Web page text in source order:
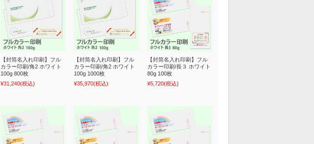
【封筒名入れ印刷】フル
カラー印刷/角2 ホワイト
100g 800枚
¥31,240(税込)
【封筒名入れ印刷】フル
カラー印刷/角2 ホワイト
100g 1000枚
¥35,970(税込)
【封筒名入れ印刷】フル
カラー印刷/長３ ホワイト
80g 100枚
¥5,720(税込)